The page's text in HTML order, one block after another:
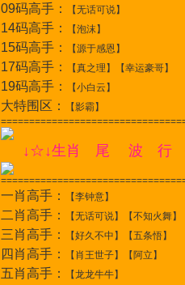
09码高手： 【无话可说】
14码高手： 【泡沫】
15码高手： 【源于感恩】
17码高手： 【真之理】【幸运豪哥】
19码高手： 【小白云】
大特围区：
【影霸】
↓☆↓生肖 尾 波 行
一肖高手： 【李钟意】
二肖高手： 【无话可说】【不知火舞】
三肖高手： 【好久不中】【五条悟】
四肖高手： 【肖王世子】【阿立】
五肖高手： 【龙龙牛牛】